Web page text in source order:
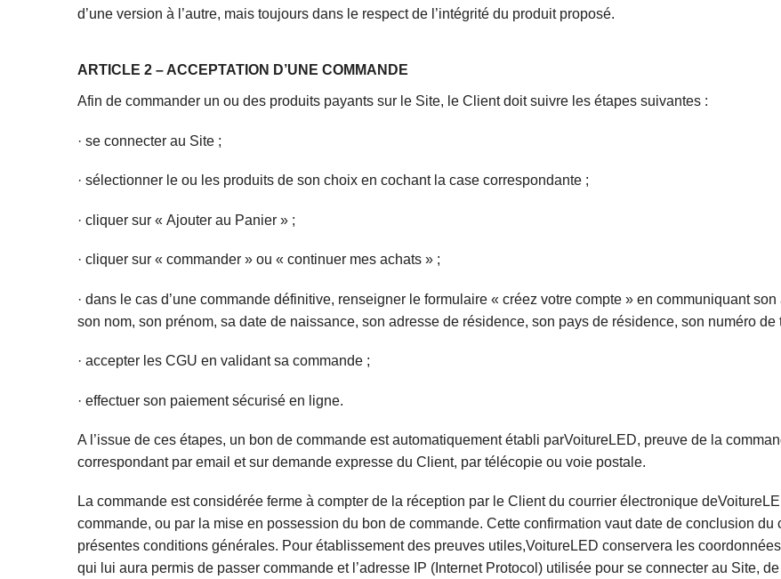
d’une version à l’autre, mais toujours dans le respect de l’intégrité du produit proposé.
ARTICLE 2 – ACCEPTATION D’UNE COMMANDE
Afin de commander un ou des produits payants sur le Site, le Client doit suivre les étapes suivantes :
· se connecter au Site ;
· sélectionner le ou les produits de son choix en cochant la case correspondante ;
· cliquer sur « Ajouter au Panier » ;
· cliquer sur « commander » ou « continuer mes achats » ;
· dans le cas d’une commande définitive, renseigner le formulaire « créez votre compte » en communiquant
son nom, son prénom, sa date de naissance, son adresse de résidence, son pays de résidence, son numéro
· accepter les CGU en validant sa commande ;
· effectuer son paiement sécurisé en ligne.
A l’issue de ces étapes, un bon de commande est automatiquement établi parVoitureLED, preuve de la
correspondant par email et sur demande expresse du Client, par télécopie ou voie postale.
La commande est considérée ferme à compter de la réception par le Client du courrier électronique
commande, ou par la mise en possession du bon de commande. Cette confirmation vaut date de conclusion
présentes conditions générales. Pour établissement des preuves utiles,VoitureLED conservera les
qui lui aura permis de passer commande et l’adresse IP (Internet Protocol) utilisée pour se connecter au Site,